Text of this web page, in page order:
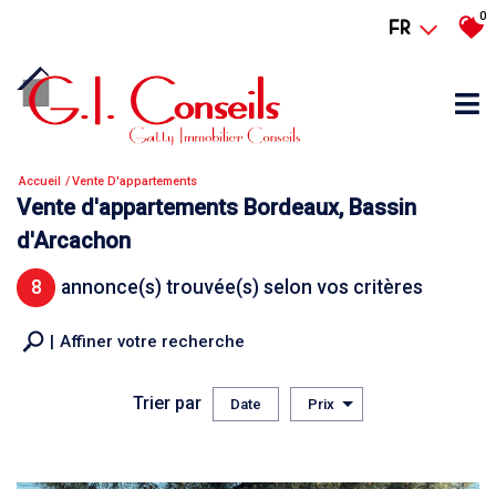
FR
0
Accueil Vente D'appartements
Vente d'appartements Bordeaux, Bassin
d'Arcachon
8 annonce(s) trouvée(s) selon vos critères
Affiner votre recherche
Trier par Date Prix